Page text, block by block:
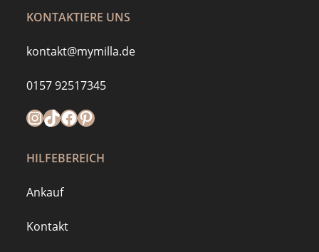
KONTAKTIERE UNS
kontakt@mymilla.de
0157 92517345
Instagram
https://www.tiktok.com/@mymilla.de
Facebook
Pinterest
HILFEBEREICH
Ankauf
Kontakt